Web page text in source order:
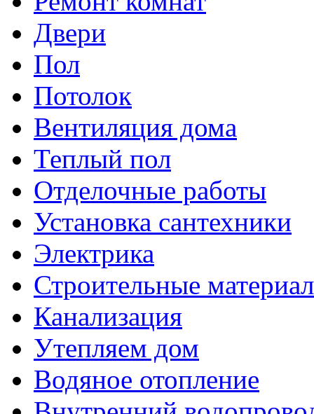
Двери
Пол
Потолок
Вентиляция дома
Теплый пол
Отделочные работы
Установка сантехники
Электрика
Строительные
Канализация
Утепляем дом
Водяное отопление